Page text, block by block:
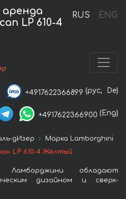
RUS ENG
LP 610-4
+4917622366899 (рус, De)
+4917622366900 (Eng)
дИзер
Марка Lamborghini
LP 610-4 Жёлтый
Ламборджини обладают
дизайном и сверх-